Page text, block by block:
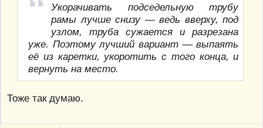
Укорачивать подседельную трубу
рамы лучше снизу — ведь вверху, под
узлом, труба сужается и разрезана
уже. Поэтому лучший вариант — выпаять
её из каретки, укоротить с того конца, и
вернуть на место.
Тоже так думаю.